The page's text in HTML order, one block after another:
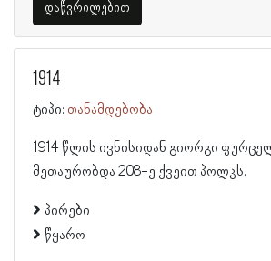
დაწვრილებით
1914
ტიპი: თანამდებობა
1914 წლის ივნისიდან გიორგი
მეთაურობდა 208-ე ქვეით პოლკს.
პირები
წყარო